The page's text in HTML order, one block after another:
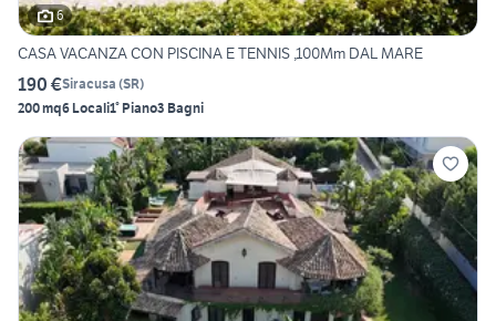
6
CASA VACANZA CON PISCINA E TENNIS ,100Mm DAL MARE
190 €Siracusa (SR)
200 mq6 Locali1° Piano3 Bagni